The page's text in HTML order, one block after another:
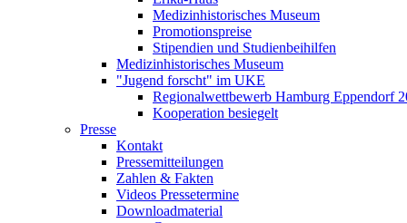
Medizinhistorisches Museum
Promotionspreise
Stipendien und Studienbeihilfen
Medizinhistorisches Museum
"Jugend forscht" im UKE
Regionalwettbewerb Hamburg Eppendorf
Kooperation besiegelt
Presse
Kontakt
Pressemitteilungen
Zahlen & Fakten
Videos Pressetermine
Downloadmaterial